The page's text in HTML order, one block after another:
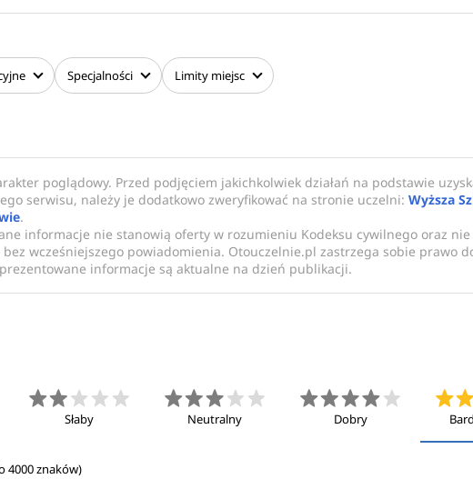
Specjalności Limity miejsc
poglądowy. Przed podjęciem jakichkolwiek działań na podstawie
serwisu, należy je dodatkowo zweryfikować na stronie uczelni:Wyższa
.
informacje nie stanowią oferty w rozumieniu Kodeksu cywilnego oraz nie
wcześniejszego powiadomienia. Otouczelnie.pl zastrzega sobie prawo
prezentowane informacje są aktualne na dzień publikacji.
Słaby Neutralny Dobry
4000znaków)